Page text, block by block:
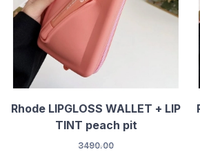
Rhode LIPGLOSS WALLET + LIP
TINT peach pit
3490.00